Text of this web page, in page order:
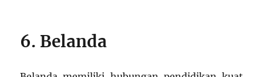
6. Belanda